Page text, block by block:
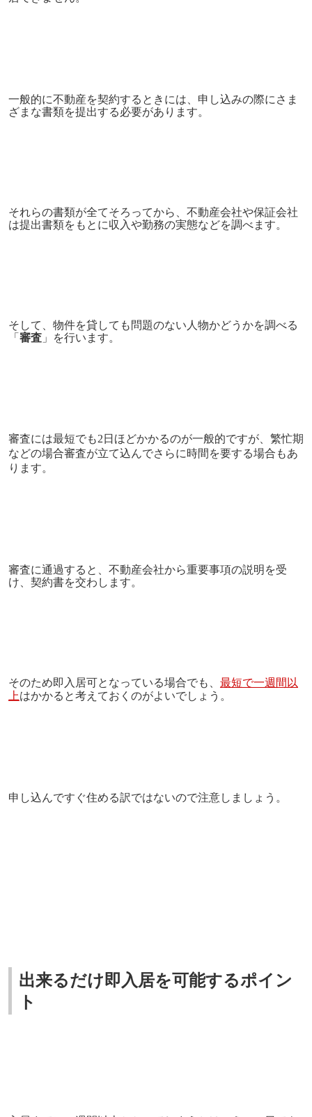
一般的に不動産を契約するときには、申し込みの際にさま
ざまな書類を提出する必要があります。
それらの書類が全てそろってから、不動産会社や保証会社
は提出書類をもとに収入や勤務の実態などを調べます。
そして、物件を貸しても問題のない人物かどうかを調べる
「 審査」を行います。
審査には最短でも2日ほどかかるのが一般的ですが、 繁忙期
などの場合審査が立て込んでさらに時間を要する場合もあ
ります。
審査に通過すると、不動産会社から重要事項の説明を受
け、契約書を交わします。
そのため即入居可となっている場合でも、 最短で一週間以
上はかかると考えておくのがよいでしょう。
申し込んですぐ住める訳ではないので注意しましょう。
出来るだけ即入居を可能するポイン
ト